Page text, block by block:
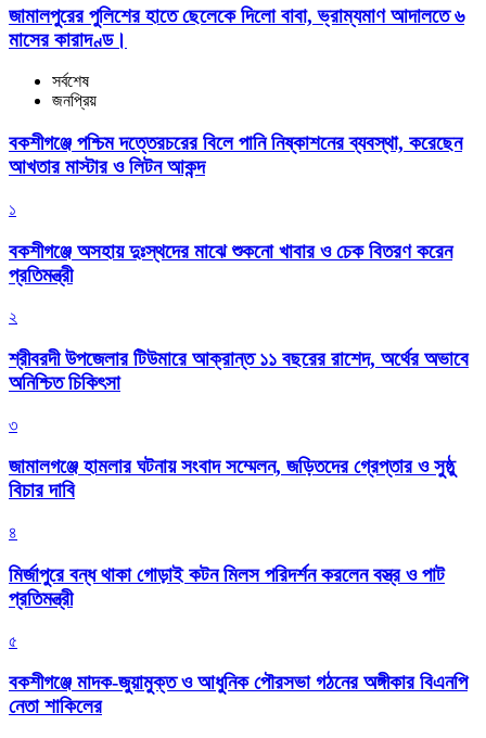
জামালপুরের পুলিশের হাতে ছেলেকে দিলো বাবা, ভ্রাম্যমাণ আদালতে ৬
মাসের কারাদণ্ড।
সর্বশেষ
জনপ্রিয়
বকশীগঞ্জে পশ্চিম দত্তেরচরের বিলে পানি নিষ্কাশনের ব্যবস্থা, করেছেন
আখতার মাস্টার ও লিটন আকন্দ
১
বকশীগঞ্জে অসহায় দুঃস্থদের মাঝে শুকনো খাবার ও চেক বিতরণ করেন
প্রতিমন্ত্রী
২
শ্রীবরদী উপজেলার টিউমারে আক্রান্ত ১১ বছরের রাশেদ, অর্থের অভাবে
অনিশ্চিত চিকিৎসা
৩
জামালগঞ্জে হামলার ঘটনায় সংবাদ সম্মেলন, জড়িতদের গ্রেপ্তার ও সুষ্ঠু
বিচার দাবি
৪
মির্জাপুরে বন্ধ থাকা গোড়াই কটন মিলস পরিদর্শন করলেন বস্ত্র ও পাট
প্রতিমন্ত্রী
৫
বকশীগঞ্জে মাদক-জুয়ামুক্ত ও আধুনিক পৌরসভা গঠনের অঙ্গীকার বিএনপি
নেতা শাকিলের